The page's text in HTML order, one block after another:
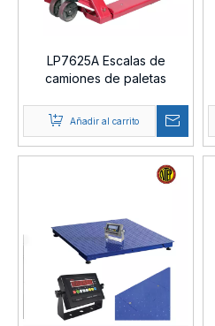
LP7625A Escalas de
camiones de paletas
Añadir al carrito